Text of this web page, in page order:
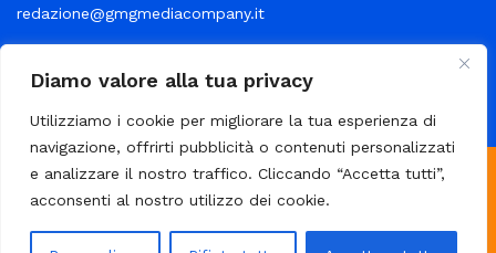
Diamo valore alla tua privacy
Utilizziamo i cookie per migliorare la tua esperienza di
navigazione, offrirti pubblicità o contenuti personalizzati
e analizzare il nostro traffico. Cliccando “Accetta tutti”,
acconsenti al nostro utilizzo dei cookie.
redazione@gmgmediacompany.it
03234710642 | C.F: MSSGLC89D15L483O | REA: AV - 313130 | Domicilio